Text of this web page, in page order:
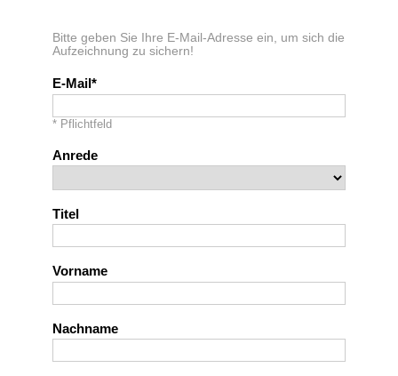
Bitte geben Sie Ihre E-Mail-Adresse ein, um sich die
Aufzeichnung zu sichern!
E-Mail
* Pflichtfeld
Anrede
Titel
Vorname
Nachname